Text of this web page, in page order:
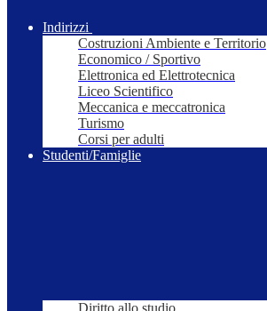
Indirizzi
Costruzioni Ambiente e Territorio
Economico / Sportivo
Elettronica ed Elettrotecnica
Liceo Scientifico
Meccanica e meccatronica
Turismo
Corsi per adulti
Studenti/Famiglie